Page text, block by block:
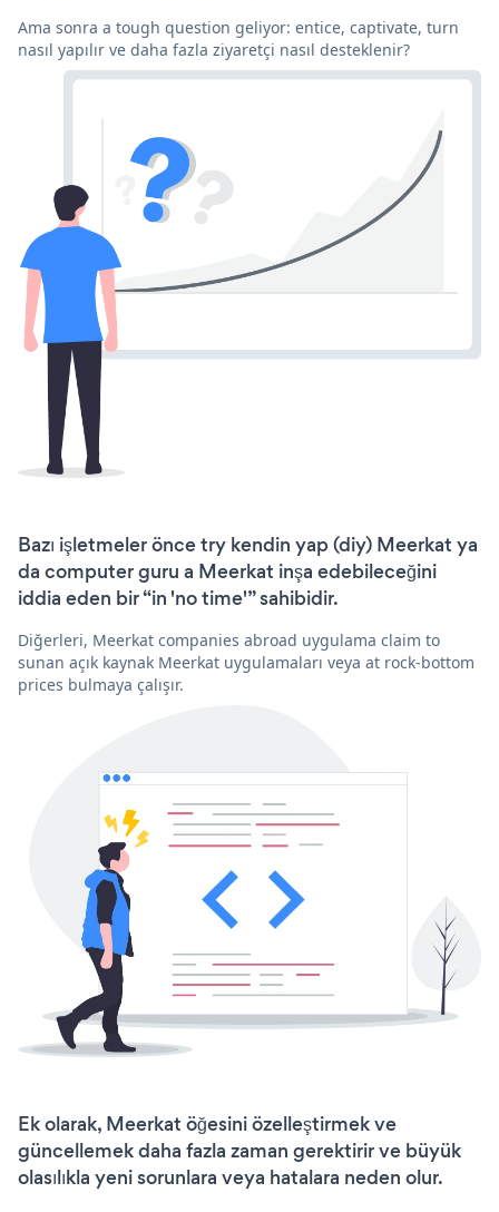
Ama sonra a tough question geliyor: entice, captivate, turn
nasıl yapılır ve daha fazla ziyaretçi nasıl desteklenir?
Bazı işletmeler önce try kendin yap (diy) Meerkat ya
da computer guru a Meerkat inşa edebileceğini
iddia eden bir “in 'no time'” sahibidir.
Diğerleri, Meerkat companies abroad uygulama claim to
sunan açık kaynak Meerkat uygulamaları veya at rock-bottom
prices bulmaya çalışır.
Ek olarak, Meerkat öğesini özelleştirmek ve
güncellemek daha fazla zaman gerektirir ve büyük
olasılıkla yeni sorunlara veya hatalara neden olur.